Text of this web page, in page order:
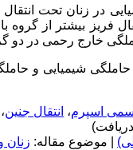
در زنان تحت
با انتقال جنین تازه بود (8/50
اسپرم، انتقال جنین،
| موضوع مقاله: زنان